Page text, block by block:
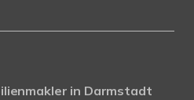
in Darmstadt